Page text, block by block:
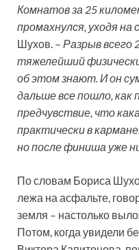
Комнатов за 25
промахнулся, уходя на
Шухов. – Разрыв всего
тяжелейший
об этом знают. И он
дальше все пошло, как
предчувствие, что
практически в
но после финиша уже
По словам Бориса
лежа на асфальте,
земля – настолько
Потом, когда увидели